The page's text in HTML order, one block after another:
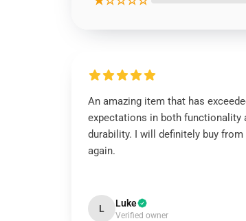
An amazing item that has
expectations in both functionality
durability. I will definitely buy
again.
L Luke
Verified owner